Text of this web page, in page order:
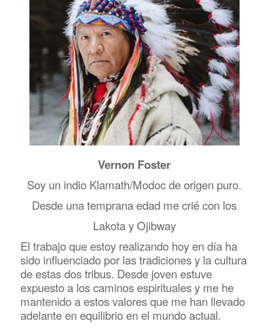
Vernon Foster
Soy un indio Klamath/Modoc de origen puro.
Desde una temprana edad me crié con los
Lakota y Ojibway
El trabajo que estoy realizando hoy en día ha
sido influenciado por las tradiciones y la cultura
de estas dos tribus. Desde joven estuve
expuesto a los caminos espirituales y me he
mantenido a estos valores que me han llevado
adelante en equilibrio en el mundo actual.